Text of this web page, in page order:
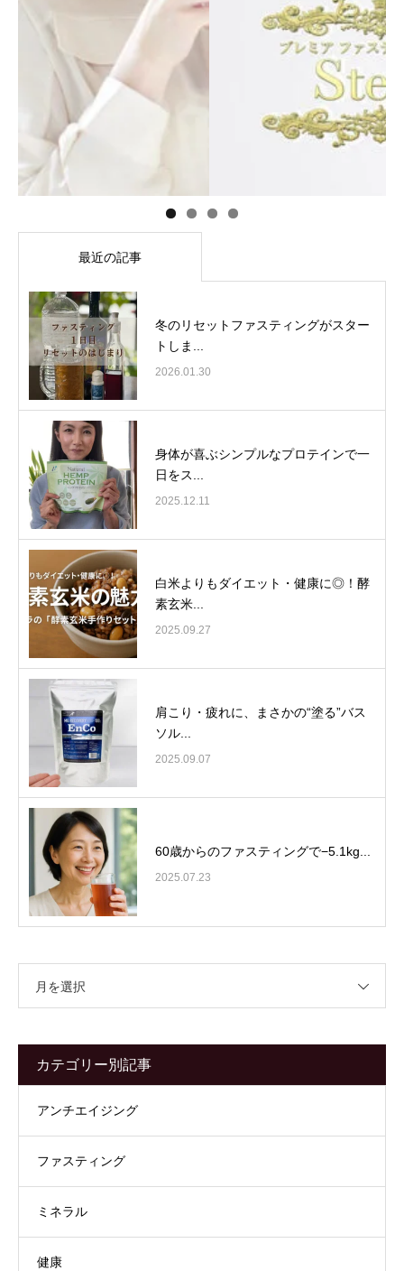
最近の記事
冬のリセットファスティングがスター
トしま...
2026.01.30
身体が喜ぶシンプルなプロテインで一
日をス...
2025.12.11
白米よりもダイエット・健康に◎！酵
素玄米...
2025.09.27
肩こり・疲れに、まさかの“塗る”バス
ソル...
2025.09.07
60歳からのファスティングで−5.1kg...
2025.07.23
月を選択
カテゴリー別記事
アンチエイジング
ファスティング
ミネラル
健康